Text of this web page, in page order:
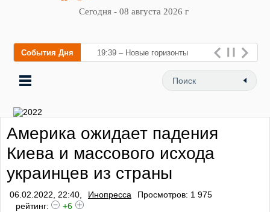
Сегодня - 08 августа 2026 г
События Дня 19:39 – Новые горизонты
флебологии: в Москве
открылся «Городской центр
Америка ожидает падения
Киева и массового исхода
украинцев из страны
06.02.2022, 22:40, Инопресса
Просмотров: 1 975
рейтинг:
+6